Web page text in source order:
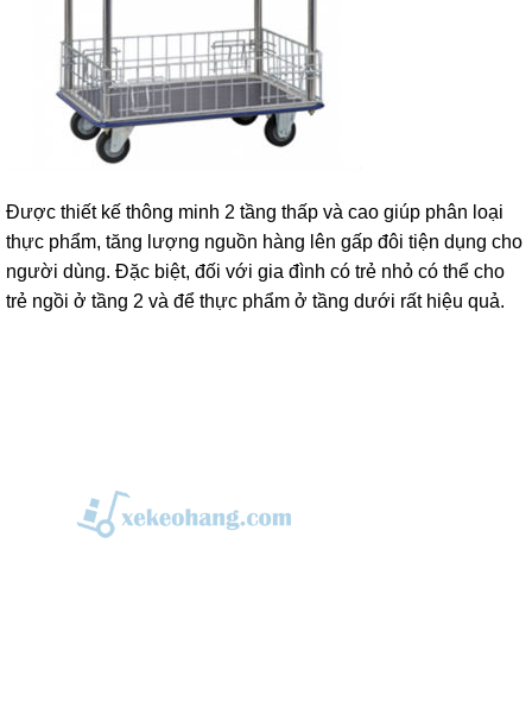
Được thiết kế thông minh 2 tầng thấp và cao giúp phân loại
thực phẩm, tăng lượng nguồn hàng lên gấp đôi tiện dụng cho
người dùng. Đặc biệt, đối với gia đình có trẻ nhỏ có thể cho
trẻ ngồi ở tầng 2 và để thực phẩm ở tầng dưới rất hiệu quả.